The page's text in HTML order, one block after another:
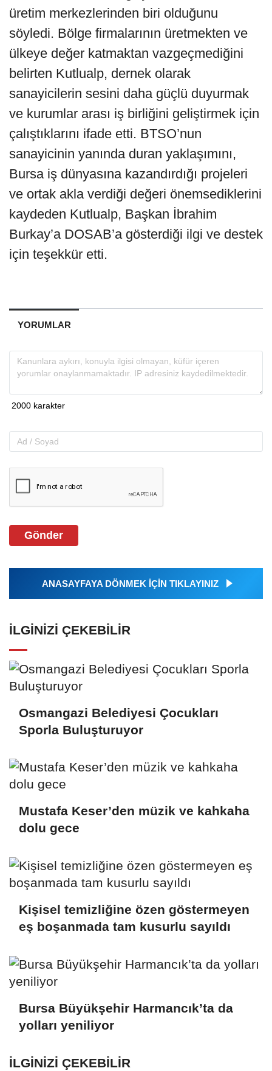
üretim merkezlerinden biri olduğunu
söyledi. Bölge firmalarının üretmekten ve
ülkeye değer katmaktan vazgeçmediğini
belirten Kutlualp, dernek olarak
sanayicilerin sesini daha güçlü duyurmak
ve kurumlar arası iş birliğini geliştirmek için
çalıştıklarını ifade etti. BTSO’nun
sanayicinin yanında duran yaklaşımını,
Bursa iş dünyasına kazandırdığı projeleri
ve ortak akla verdiği değeri önemsediklerini
kaydeden Kutlualp, Başkan İbrahim
Burkay’a DOSAB’a gösterdiği ilgi ve destek
için teşekkür etti.
YORUMLAR
Gönder
ANASAYFAYA DÖNMEK İÇİN TIKLAYINIZ
İLGINIZI ÇEKEBILIR
Osmangazi Belediyesi Çocukları
Sporla Buluşturuyor
Mustafa Keser’den müzik ve kahkaha
dolu gece
Kişisel temizliğine özen göstermeyen
eş boşanmada tam kusurlu sayıldı
Bursa Büyükşehir Harmancık’ta da
yolları yeniliyor
İLGINIZI ÇEKEBILIR